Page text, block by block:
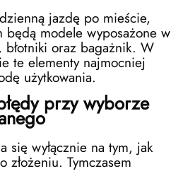
jazdę po mieście,
modele wyposażone w
błotniki oraz bagażnik. W
te elementy najmocniej
użytkowania.
przy wyborze
się wyłącznie na tym, jak
złożeniu. Tymczasem